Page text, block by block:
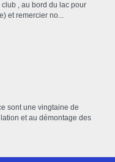
, au bord du lac pour
et remercier no...
sont une vingtaine de
et au démontage des